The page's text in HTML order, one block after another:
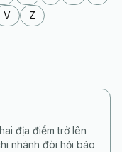
V Z
địa điểm trở lên
nhánh đòi hỏi báo